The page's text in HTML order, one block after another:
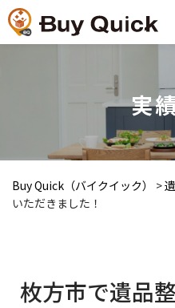
実
Buy Quick（バイクイック） >
いただきました！
枚方市で遺品